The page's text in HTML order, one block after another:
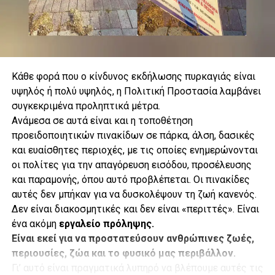
Κάθε υδροβόλο έχει εμβέλεια περίπου 73 μέτρων, ενώ η
γεώτρηση φτάνει σε βάθος 113 μέτρων. Παράλληλα, ο
.
.
.
Κάθε φορά που ο κίνδυνος εκδήλωσης πυρκαγιάς είναι
υψηλός ή πολύ υψηλός, η Πολιτική Προστασία λαμβάνει
συγκεκριμένα προληπτικά μέτρα.
Ανάμεσα σε αυτά είναι και η τοποθέτηση
προειδοποιητικών πινακίδων σε πάρκα, άλση, δασικές
και ευαίσθητες περιοχές, με τις οποίες ενημερώνονται
οι πολίτες για την απαγόρευση εισόδου, προσέλευσης
και παραμονής, όπου αυτό προβλέπεται. Οι πινακίδες
αυτές δεν μπήκαν για να δυσκολέψουν τη ζωή κανενός.
Δεν είναι διακοσμητικές και δεν είναι «περιττές». Είναι
ένα ακόμηεργαλείο πρόληψης.
Είναι εκεί για να προστατεύσουν ανθρώπινες ζωές,
περιουσίες, ζώα και το φυσικό μας περιβάλλον.